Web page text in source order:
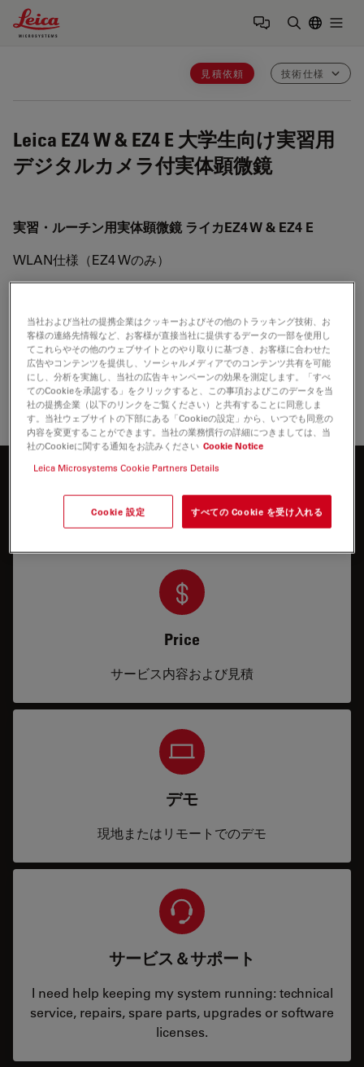
Leica Microsystems Logo
見積依頼 技術仕様
Leica EZ4 W & EZ4 E 大学生向け実習用
デジタルカメラ付実体顕微鏡
実習・ルーチン用実体顕微鏡 ライカEZ4 W & EZ4 E
WLAN仕様（EZ4 Wのみ）
動作周波数2.4 GHz
モバイル機器の接続数および安定性は使用環境における
Wi-Fiのトラフィック状況およびネットワーク性能により
異なります。
お気軽にお問合せください
Price
サービス内容および見積
デモ
現地またはリモートでのデモ
サービス＆サポート
I need help keeping my system running: technical
service, repairs, spare parts, upgrades or software
licenses.
当社および当社の提携企業はクッキーおよびその他のトラッキング技術、お
客様の連絡先情報など、お客様が直接当社に提供するデータの一部を使用し
てこれらやその他のウェブサイトとのやり取りに基づき、お客様に合わせた
広告やコンテンツを提供し、ソーシャルメディアでのコンテンツ共有を可能
にし、分析を実施し、当社の広告キャンペーンの効果を測定します。「すべ
てのCookieを承認する」をクリックすると、この事項およびこのデータを当
社の提携企業（以下のリンクをご覧ください）と共有することに同意しま
す。当社ウェブサイトの下部にある「Cookieの設定」から、いつでも同意の
内容を変更することができます。当社の業務慣行の詳細につきましては、当
社のCookieに関する通知をお読みください Cookie Notice
Leica Microsystems Cookie Partners Details
Cookie 設定 すべての Cookie を受け入れる